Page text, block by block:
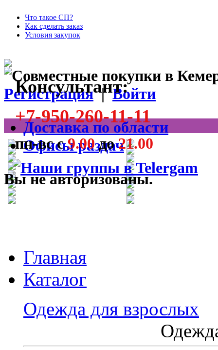
Что такое СП?
Как сделать заказ
Условия закупок
Консультант:
+7-950-260-11-11
пн-вс с9.00до21.00
Регистрация|Войти
Доставка по области
Офисы раздач
Вы не авторизованы.
Главная
Каталог
Одежда для взрослых